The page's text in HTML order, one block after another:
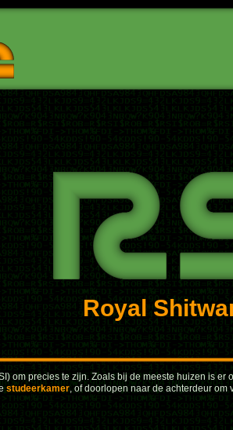
Royal
om precies te zijn. Zoals bij de meeste huizen is
studeerkamer, of doorlopen naar de achterdeur om